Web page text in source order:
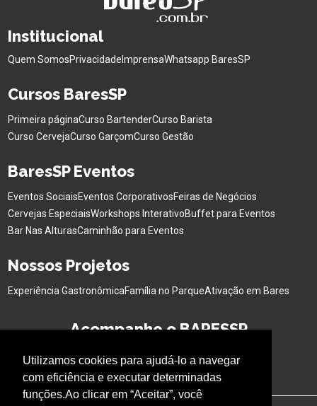
Utilizamos cookies para ajudá-lo a navegar
com eficiência e executar determinadas
funções.Ao clicar em “Aceitar”, você
Institucional
Quem SomosPrivacidade ImprensaWhatsapp BaresSP
Cursos BaresSP
Primeira páginaCurso BartenderCurso Barista
Curso CervejaCurso GarçomCurso Gestão
BaresSP Eventos
Eventos SociaisEventos CorporativosFeiras de Negócios
Cervejas EspeciaisWorkshops InterativoBuffet para Eventos
Bar Nas AlturasCaminhão para Eventos
Nossos Projetos
Experiência GastronômicaFamília no ParqueAtivação em Bares
Acompanhe o BARESSP